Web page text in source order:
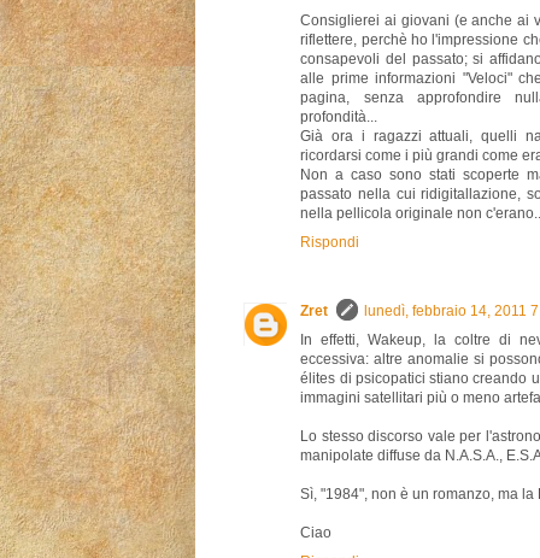
Consiglierei ai giovani (e anche ai
riflettere, perchè ho l'impressione
consapevoli del passato; si
alle prime informazioni "Veloci"
pagina, senza approfondire
profondità...
Già ora i ragazzi attuali, quelli
ricordarsi come i più grandi come
Non a caso sono stati scoperte
passato nella cui ridigitallazione,
nella pellicola originale non
Rispondi
Zret
lunedì, febbraio 14, 2011
In effetti, Wakeup, la coltre di
eccessiva: altre anomalie si
élites di psicopatici stiano creando
immagini satellitari più o meno
Lo stesso discorso vale per
manipolate diffuse da N.A.S.A.,
Sì, "1984", non è un romanzo, ma
Ciao